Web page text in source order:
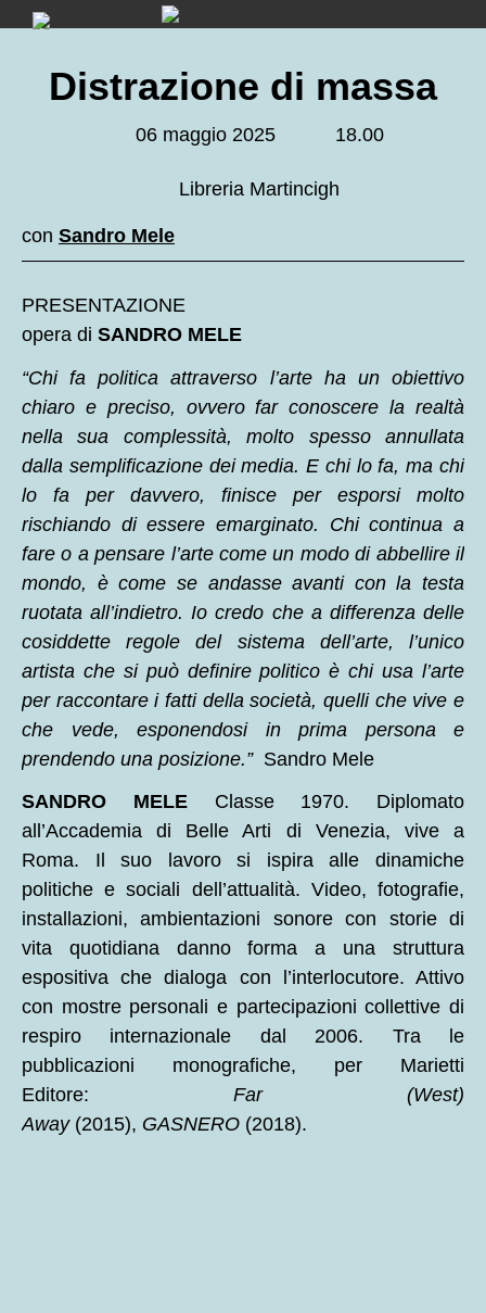
Skip
contentDistrazione di massa
06 maggio 2025 18.00
Libreria Martincigh
con Sandro Mele
PRESENTAZIONE
opera di SANDRO MELE
“Chi fa politica attraverso l’arte ha un obiettivo
chiaro e preciso, ovvero far conoscere la realtà
nella sua complessità, molto spesso annullata
dalla semplificazione dei media. E chi lo fa, ma chi
lo fa per davvero, finisce per esporsi molto
rischiando di essere emarginato. Chi continua a
fare o a pensare l’arte come un modo di abbellire il
mondo, è come se andasse avanti con la testa
ruotata all’indietro. Io credo che a differenza delle
cosiddette regole del sistema dell’arte, l’unico
artista che si può definire politico è chi usa l’arte
per raccontare i fatti della società, quelli che vive e
che vede, esponendosi in prima persona e
prendendo una posizione.” Sandro Mele
SANDRO MELE Classe 1970. Diplomato
all’Accademia di Belle Arti di Venezia, vive a
Roma. Il suo lavoro si ispira alle dinamiche
politiche e sociali dell’attualità. Video, fotografie,
installazioni, ambientazioni sonore con storie di
vita quotidiana danno forma a una struttura
espositiva che dialoga con l’interlocutore. Attivo
con mostre personali e partecipazioni collettive di
respiro internazionale dal 2006. Tra le
pubblicazioni monografiche, per Marietti
Editore: Far (West)
Away(2015), GASNERO (2018).